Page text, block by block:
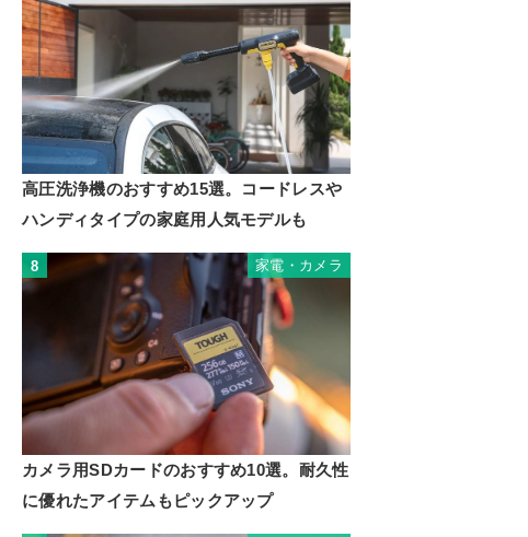
高圧洗浄機のおすすめ15選。コードレスや
ハンディタイプの家庭用人気モデルも
8 家電・カメラ
カメラ用SDカードのおすすめ10選。耐久性
に優れたアイテムもピックアップ